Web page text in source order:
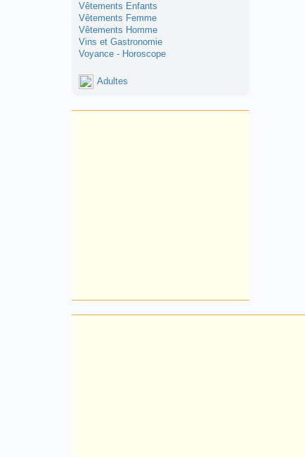
Vêtements Enfants
Vêtements Femme
Vêtements Homme
Vins et Gastronomie
Voyance - Horoscope
Adultes